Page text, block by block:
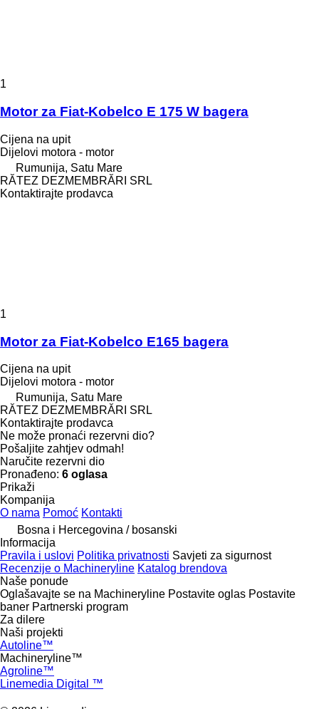
1
Motor za Fiat-Kobelco E 175 W bagera
Cijena na upit
Dijelovi motora - motor
Rumunija, Satu Mare
RĂTEZ DEZMEMBRĂRI SRL
Kontaktirajte prodavca
1
Motor za Fiat-Kobelco E165 bagera
Cijena na upit
Dijelovi motora - motor
Rumunija, Satu Mare
RĂTEZ DEZMEMBRĂRI SRL
Kontaktirajte prodavca
Ne može pronaći rezervni dio?
Pošaljite zahtjev odmah!
Naručite rezervni dio
Pronađeno: 6 oglasa
Prikaži
Kompanija
O nama Pomoć Kontakti
Bosna i Hercegovina / bosanski
Informacija
Pravila i uslovi Politika privatnosti Savjeti za sigurnost
Recenzije o Machineryline Katalog brendova
Naše ponude
Oglašavajte se na Machineryline Postavite oglas Postavite
baner Partnerski program
Za dilere
Naši projekti
Autoline™
Machineryline™
Agroline™
Linemedia Digital ™